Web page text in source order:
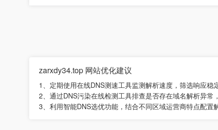
zarxdy34.top 网站优化建议
1、定期使用在线DNS测速工具监测解析速度，筛选响应稳
2、通过DNS污染在线检测工具排查是否存在域名解析异常
3、利用智能DNS选优功能，结合不同区域运营商特点配置